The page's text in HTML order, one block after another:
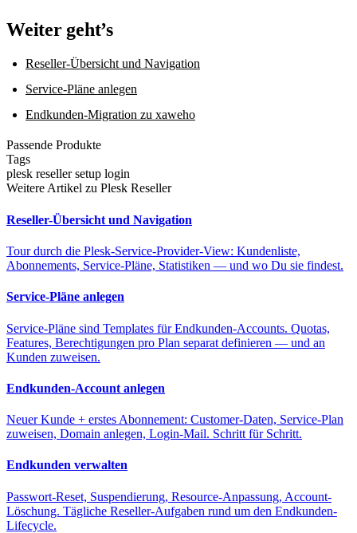
Weiter geht’s
Reseller-Übersicht und Navigation
Service-Pläne anlegen
Endkunden-Migration zu xaweho
Passende Produkte
Tags
plesk resellersetup login
Weitere Artikel zu Plesk Reseller
Reseller-Übersicht und Navigation
Tour durch die Plesk-Service-Provider-View: Kundenliste,
Abonnements, Service-Pläne, Statistiken — und wo Du sie findest.
Service-Pläne anlegen
Service-Pläne sind Templates für Endkunden-Accounts. Quotas,
Features, Berechtigungen pro Plan separat definieren — und an
Kunden zuweisen.
Endkunden-Account anlegen
Neuer Kunde + erstes Abonnement: Customer-Daten, Service-Plan
zuweisen, Domain anlegen, Login-Mail. Schritt für Schritt.
Endkunden verwalten
Passwort-Reset, Suspendierung, Resource-Anpassung, Account-
Löschung. Tägliche Reseller-Aufgaben rund um den Endkunden-
Lifecycle.